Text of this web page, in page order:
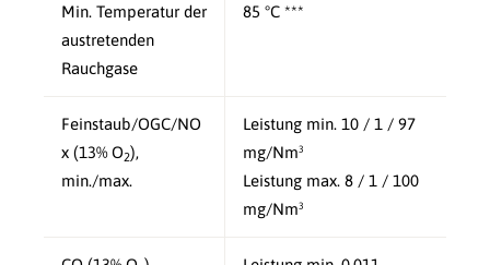
Min. Temperatur der
austretenden
Rauchgase
85 °C ***
Feinstaub/OGC/NO
x (13% O2),
min./max.
Leistung min. 10 / 1 / 97
mg/Nm³
Leistung max. 8 / 1 / 100
mg/Nm³